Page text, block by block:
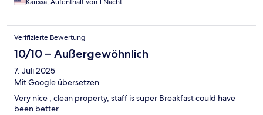
Karissa, Aufenthalt von 1 Nacht
Verifizierte Bewertung
10/10 – Außergewöhnlich
7. Juli 2025
Mit Google übersetzen
Very nice , clean property, staff is super Breakfast could have
been better